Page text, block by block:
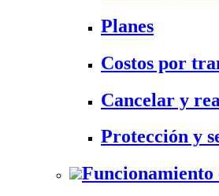
Planes
Costos por
Cancelar y
Protección y
Funcionamiento